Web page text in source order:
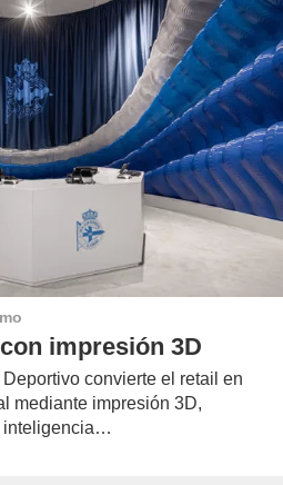
impresión 3D
convierte el retail en
mediante impresión 3D,
inteligencia…